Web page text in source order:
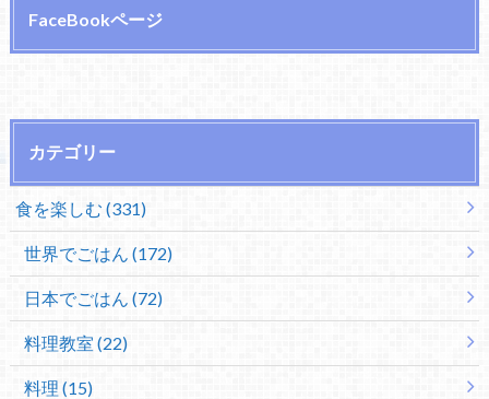
FaceBookページ
カテゴリー
食を楽しむ (331)
世界でごはん (172)
日本でごはん (72)
料理教室 (22)
料理 (15)